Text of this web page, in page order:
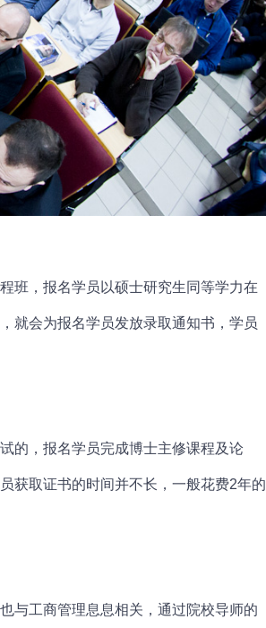
班，报名学员以硕士研究生同等学力在
就会为报名学员发放录取通知书，学员
的，报名学员完成博士主修课程及论
获取证书的时间并不长，一般花费2年的
工商管理息息相关，通过院校导师的